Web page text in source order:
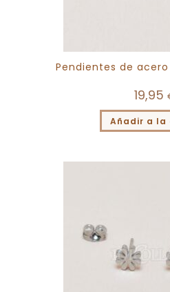
Pendientes de
19,95
Añadir a la